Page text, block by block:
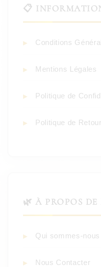
📋
Conditions
Mentions Légales
Politique de
Politique de
🌿 À PROPOS DE
Qui sommes-nous
Nous Contacter